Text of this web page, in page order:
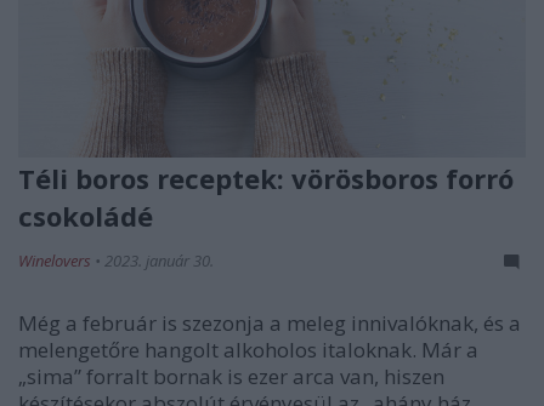
Téli boros receptek: vörösboros forró
csokoládé
Winelovers • 2023. január 30.
Még a február is szezonja a meleg innivalóknak, és a
melengetőre hangolt alkoholos italoknak. Már a
„sima” forralt bornak is ezer arca van, hiszen